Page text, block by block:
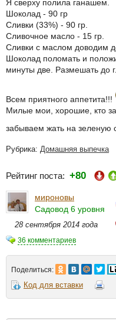
Я сверху полила ганашем.
Шоколад - 90 гр
Сливки (33%) - 90 гр.
Сливочное масло - 15 гр.
Сливки с маслом доводим
Шоколад поломать и
минуты две. Размешать до
Всем приятного аппетита!!!
Милые мои, хорошие, кто
забываем жать на зеленую
Рубрика: Домашняя выпечка
Рейтинг поста: +80
мироновы
Садовод 6 уровня
28 сентября 2014 года
36 комментариев
Поделиться:
Код для вставки